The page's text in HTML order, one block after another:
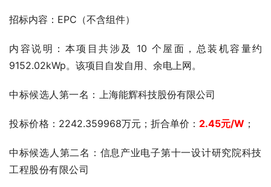
招标内容：EPC（不含组件）
内容说明：本项目共涉及 10 个屋面，总装机容量约
9152.02kWp。该项目自发自用、余电上网。
中标候选人第一名： 上海能辉科技股份有限公司
投标价格 ：2242.359968万元；折合单价： 2.45元/W ；
中标候选人第二名：信息产业电子第十一设计研究院科技
工程股份有限公司